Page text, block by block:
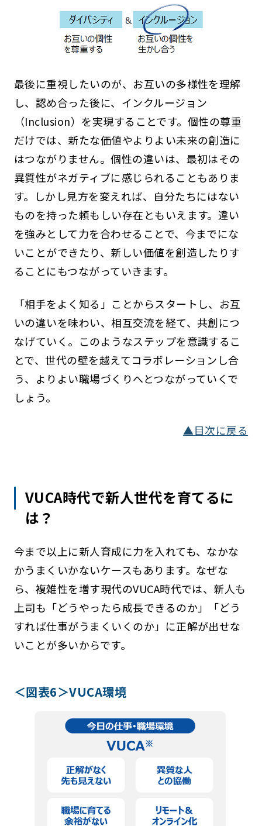
最後に重視したいのが、お互いの多様性を理解
し、認め合った後に、インクルージョン
（Inclusion）を実現することです。個性の尊重
だけでは、新たな価値やよりよい未来の創造に
はつながりません。個性の違いは、最初はその
異質性がネガティブに感じられることもありま
す。しかし見方を変えれば、自分たちにはない
ものを持った頼もしい存在ともいえます。違い
を強みとして力を合わせることで、今までにな
いことができたり、新しい価値を創造したりす
ることにもつながっていきます。
「相手をよく知る」ことからスタートし、お互
いの違いを味わい、相互交流を経て、共創につ
なげていく。このようなステップを意識するこ
とで、世代の壁を越えてコラボレーションし合
う、よりよい職場づくりへとつながっていくで
しょう。
▲目次に戻る
VUCA時代で新人世代を育てるに
は？
今まで以上に新人育成に力を入れても、なかな
かうまくいかないケースもあります。なぜな
ら、複雑性を増す現代のVUCA時代では、新人も
上司も「どうやったら成長できるのか」「どう
すれば仕事がうまくいくのか」に正解が出せな
いことが多いからです。
＜図表6＞VUCA環境